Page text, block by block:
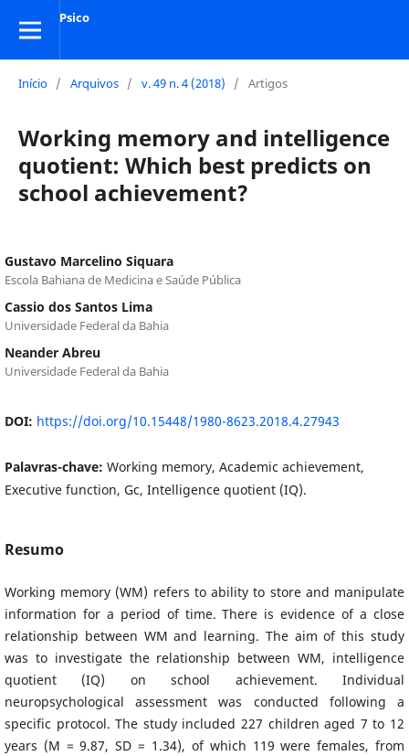
Psico
Início / Arquivos / v. 49 n. 4 (2018) / Artigos
Working memory and intelligence
quotient: Which best predicts on
school achievement?
Gustavo Marcelino Siquara
Escola Bahiana de Medicina e Saúde Pública
Cassio dos Santos Lima
Universidade Federal da Bahia
Neander Abreu
Universidade Federal da Bahia
DOI: https://doi.org/10.15448/1980-8623.2018.4.27943
Palavras-chave: Working memory, Academic achievement,
Executive function, Gc, Intelligence quotient (IQ).
Resumo
Working memory (WM) refers to ability to store and manipulate
information for a period of time. There is evidence of a close
relationship between WM and learning. The aim of this study
was to investigate the relationship between WM, intelligence
quotient (IQ) on school achievement. Individual
neuropsychological assessment was conducted following a
specific protocol. The study included 227 children aged 7 to 12
years (M = 9.87, SD = 1.34), of which 119 were females, from